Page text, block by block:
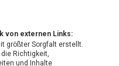
von externen Links:
größter Sorgfalt erstellt.
Richtigkeit,
und Inhalte